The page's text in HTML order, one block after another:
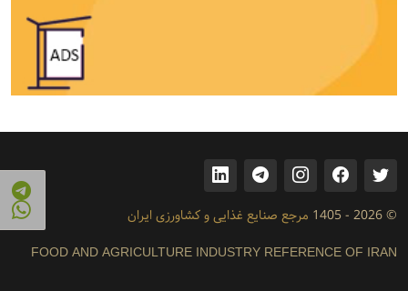
© 2026 - 1405 مرجع صنایع غذایی و کشاورزی ایران
FOOD AND AGRICULTURE INDUSTRY REFERENCE OF IRAN